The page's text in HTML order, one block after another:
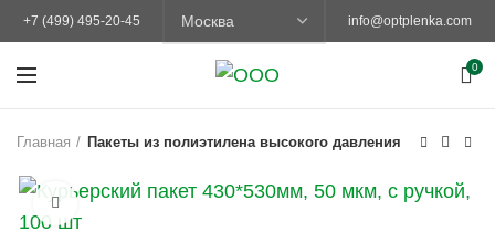
+7 (499) 495-20-45 info@optplenka.com
0
Главная Пакеты из полиэтилена высокого давления
Увеличить